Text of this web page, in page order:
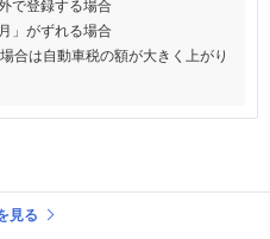
で登録する場合
」がずれる場合
合は自動車税の額が大きく上がり
見る